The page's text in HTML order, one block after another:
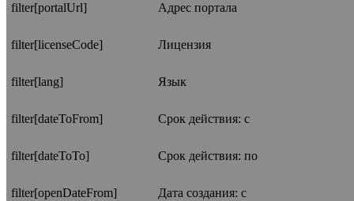
filter[portalUrl] Адрес портала
filter[licenseCode] Лицензия
filter[lang] Язык
filter[dateToFrom] Срок действия: c
filter[dateToTo] Срок действия: по
filter[openDateFrom] Дата создания: с